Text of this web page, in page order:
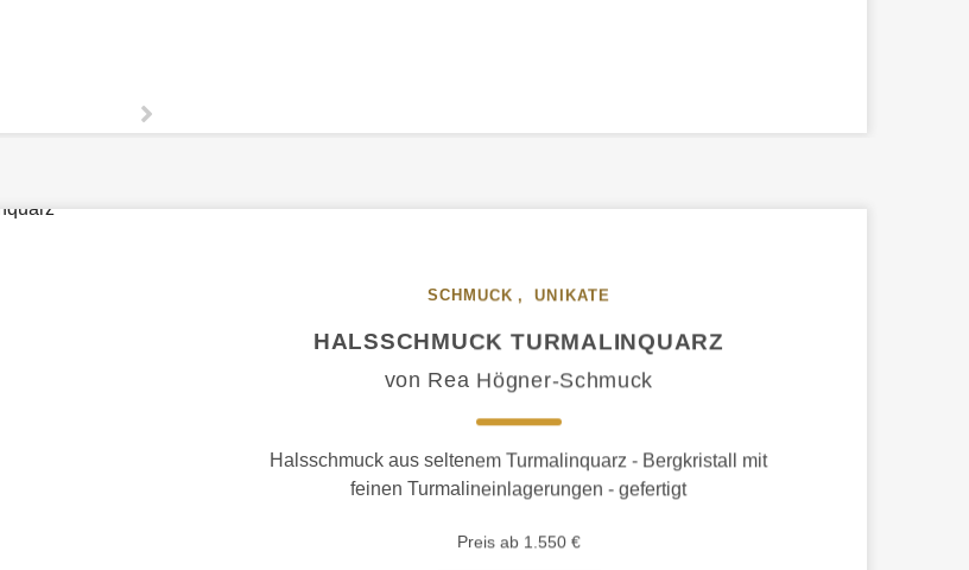
SCHMUCK , UNIKATE
HALSSCHMUCK TURMALINQUARZ
von Rea Högner-Schmuck
Halsschmuck aus seltenem Turmalinquarz - Bergkristall mit
feinen Turmalineinlagerungen - gefertigt
Preis ab 1.550 €